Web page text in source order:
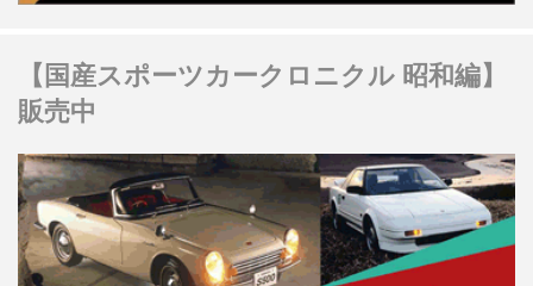
【国産スポーツカークロニクル 昭和編】
販売中